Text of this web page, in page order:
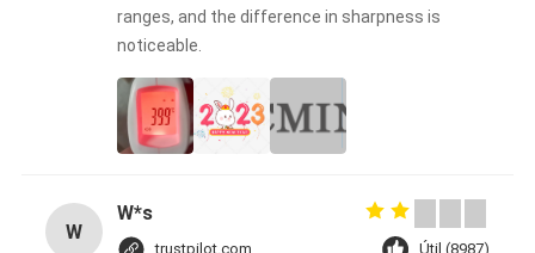
ranges, and the difference in sharpness is
noticeable.
W
W*s
trustpilot.com Útil (8987)